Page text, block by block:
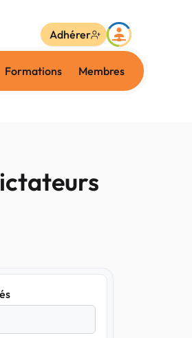
Formations Membres
Adhérer